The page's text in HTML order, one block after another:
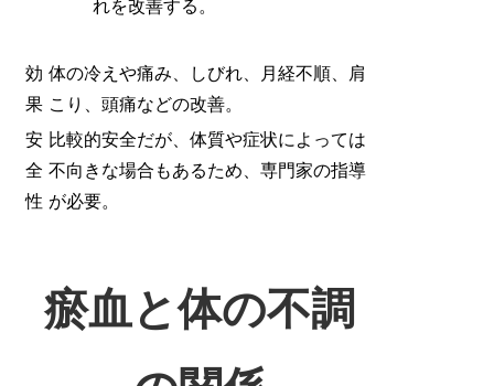
れを改善する。
効
果
体の冷えや痛み、しびれ、月経不順、肩
こり、頭痛などの改善。
安
全
性
比較的安全だが、体質や症状によっては
不向きな場合もあるため、専門家の指導
が必要。
瘀血と体の不調